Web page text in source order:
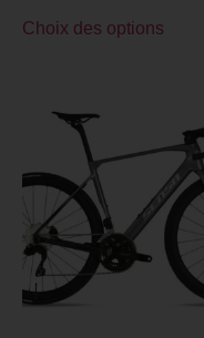
Choix des options